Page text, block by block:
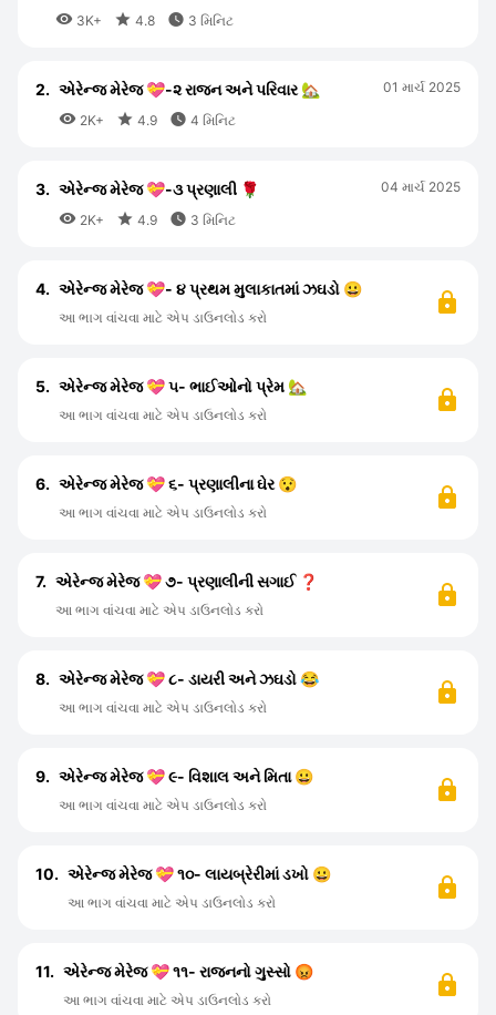
 3K+  4.8  3 મિનિટ
2. એરેન્જ મેરેજ 💝-૨ રાજન અને પરિવાર 🏡
 2K+  4.9  4 મિનિટ
01 માર્ચ 2025
3. એરેન્જ મેરેજ 💝-૩ પ્રણાલી 🌹
 2K+  4.9  3 મિનિટ
04 માર્ચ 2025
4. એરેન્જ મેરેજ 💝- ૪ પ્રથમ મુલાકાતમાં ઝઘડો 😀
આ ભાગ વાંચવા માટે એપ ડાઉનલોડ કરો
5. એરેન્જ મેરેજ 💝 ૫- ભાઈઓનો પ્રેમ 🏡
આ ભાગ વાંચવા માટે એપ ડાઉનલોડ કરો
6. એરેન્જ મેરેજ 💝 ૬- પ્રણાલીના ઘેર 😯
આ ભાગ વાંચવા માટે એપ ડાઉનલોડ કરો
7. એરેન્જ મેરેજ 💝 ૭- પ્રણાલીની સગાઈ ❓
આ ભાગ વાંચવા માટે એપ ડાઉનલોડ કરો
8. એરેન્જ મેરેજ 💝 ૮- ડાયરી અને ઝઘડો 😂
આ ભાગ વાંચવા માટે એપ ડાઉનલોડ કરો
9. એરેન્જ મેરેજ 💝 ૯- વિશાલ અને મિતા 😀
આ ભાગ વાંચવા માટે એપ ડાઉનલોડ કરો
10. એરેન્જ મેરેજ 💝 ૧૦- લાયબ્રેરીમાં ડખો 😀
આ ભાગ વાંચવા માટે એપ ડાઉનલોડ કરો
11. એરેન્જ મેરેજ 💝 ૧૧- રાજનનો ગુસ્સો 😡
આ ભાગ વાંચવા માટે એપ ડાઉનલોડ કરો